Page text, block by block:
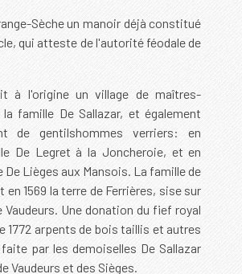
Sèche un manoir déjà constitué
qui atteste de l'autorité féodale de
à l'origine un village de maîtres-
famille De Sallazar, et également
de gentilshommes verriers: en
De Legret à la Joncheroie, et en
De Lièges aux Mansois. La famille de
en 1569 la terre de Ferrières, sise sur
Une donation du fief royal
1772 arpents de bois taillis et autres
par les demoiselles De Sallazar
Vaudeurs et des Sièges.